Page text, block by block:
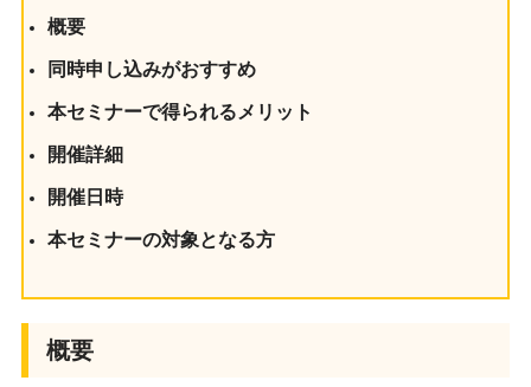
概要
同時申し込みがおすすめ
本セミナーで得られるメリット
開催詳細
開催日時
本セミナーの対象となる方
概要